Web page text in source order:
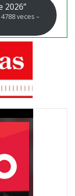
2026”
veces –